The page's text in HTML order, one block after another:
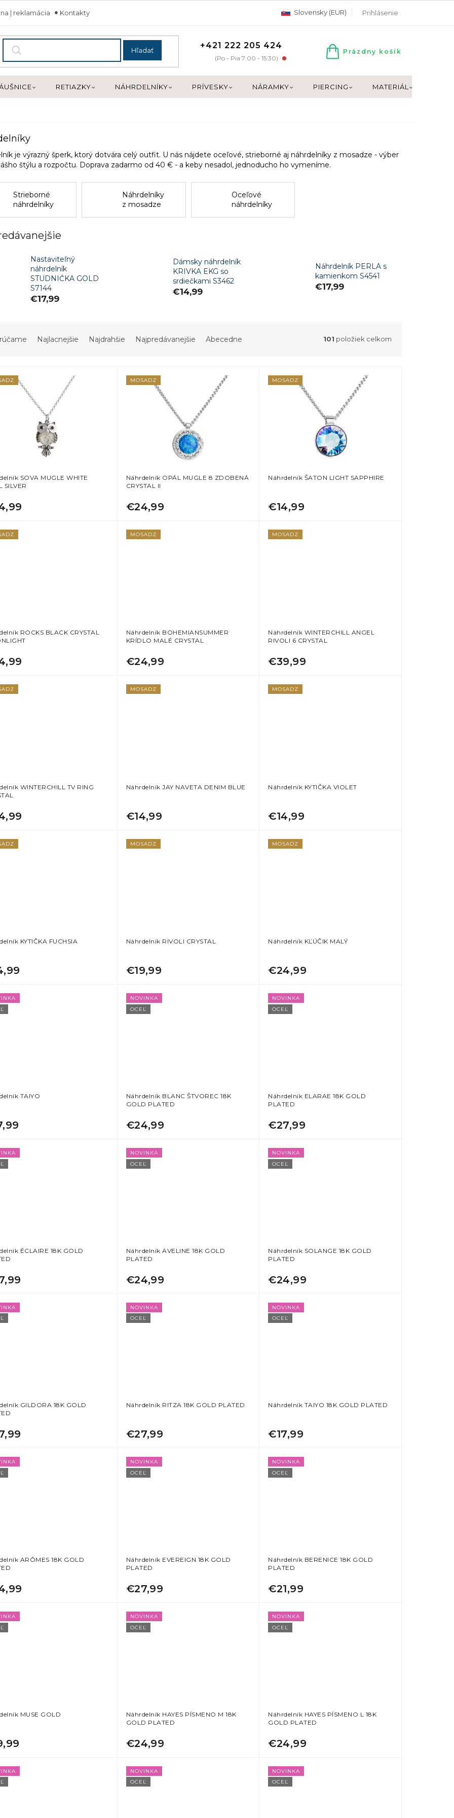
| reklamácia Kontakty Slovensky (EUR) Prihlásenie
Hľadať +421 222 205 424
(Po - Pia 7:00 - 15:30)
NÁKUPNÝ
Prázdny košík
RETIAZKY NÁHRDELNÍKY PRÍVESKY NÁRAMKY PIERCING MATERIÁL
je výrazný šperk, ktorý dotvára celý outfit. U nás nájdete oceľové, strieborné aj náhrdelníky z mosadze - výber
štýlu a rozpočtu. Doprava zadarmo od 40 € - a keby nesadol, jednoducho ho vymeníme.
Strieborné
náhrdelníky
Náhrdelníky
z mosadze
Oceľové
náhrdelníky
Nastaviteľný
náhrdelník
STUDNIČKA GOLD
S7144
€17,99
Dámsky náhrdelník
KRIVKA EKG so
srdiečkami S3462
€14,99
Náhrdelník PERLA s
kamienkom S4541
€17,99
Najlacnejšie Najdrahšie Najpredávanejšie Abecedne 101 položiek celkom
SOVA MUGLE WHITE
SILVER
MOSADZ
Náhrdelník OPÁL MUGLE 8 ZDOBENÁ
CRYSTAL II
€24,99
MOSADZ
Náhrdelník ŠATON LIGHT SAPPHIRE
€14,99
ROCKS BLACK CRYSTAL
MOSADZ
Náhrdelník BOHEMIANSUMMER
KRÍDLO MALÉ CRYSTAL
€24,99
MOSADZ
Náhrdelník WINTERCHILL ANGEL
RIVOLI 6 CRYSTAL
€39,99
WINTERCHILL TV RING
MOSADZ
Náhrdelník JAY NAVETA DENIM BLUE
€14,99
MOSADZ
Náhrdelník KYTIČKA VIOLET
€14,99
KYTIČKA FUCHSIA
MOSADZ
Náhrdelník RIVOLI CRYSTAL
€19,99
MOSADZ
Náhrdelník KĽÚČIK MALÝ
€24,99
TAIYO
NOVINKA
OCEĽ
Náhrdelník BLANC ŠTVOREC 18K
GOLD PLATED
€24,99
NOVINKA
OCEĽ
Náhrdelník ELARAE 18K GOLD
PLATED
€27,99
ÉCLAIRE 18K GOLD
NOVINKA
OCEĽ
Náhrdelník AVELINE 18K GOLD
PLATED
€24,99
NOVINKA
OCEĽ
Náhrdelník SOLANGE 18K GOLD
PLATED
€24,99
GILDORA 18K GOLD
NOVINKA
OCEĽ
Náhrdelník RITZA 18K GOLD PLATED
€27,99
NOVINKA
OCEĽ
Náhrdelník TAIYO 18K GOLD PLATED
€17,99
ARÔMES 18K GOLD
NOVINKA
OCEĽ
Náhrdelník EVEREIGN 18K GOLD
PLATED
€27,99
NOVINKA
OCEĽ
Náhrdelník BERENICE 18K GOLD
PLATED
€21,99
MUSE GOLD
NOVINKA
OCEĽ
Náhrdelník HAYES PÍSMENO M 18K
GOLD PLATED
€24,99
NOVINKA
OCEĽ
Náhrdelník HAYES PÍSMENO L 18K
GOLD PLATED
€24,99
NOVINKA
OCEĽ
NOVINKA
OCEĽ